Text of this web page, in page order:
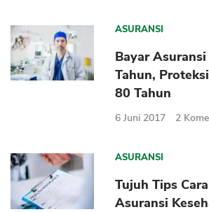
Pinjaman Online
Broker Forex
Assets Crypto
Exchange
ASURANSI
Bayar
Tahun,
80 Tahun
6 Juni 2017 2
ASURANSI
Tujuh Tips
Asuransi